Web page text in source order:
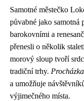
Samotné městečko
půvabné jako samotná
barokovními a
přenesli o několik
morový sloup tvoří
tradiční trhy.
a umožňuje
výjimečného místa.